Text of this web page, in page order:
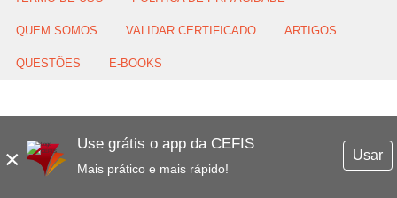
×
Use grátis o app da CEFIS
Mais prático e mais rápido!
Usar
QUEM SOMOS VALIDAR CERTIFICADO ARTIGOS
QUESTÕES E-BOOKS